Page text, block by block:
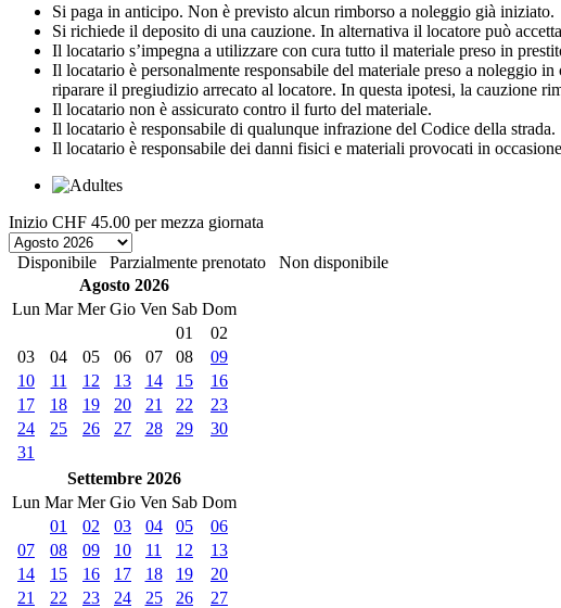
Si paga in anticipo. Non è previsto alcun rimborso a noleggio già iniziato.
Si richiede il deposito di una cauzione. In alternativa il locatore può
Il locatario s’impegna a utilizzare con cura tutto il materiale preso in
Il locatario è personalmente responsabile del materiale preso a noleggio
riparare il pregiudizio arrecato al locatore. In questa ipotesi, la cauzione
Il locatario non è assicurato contro il furto del materiale.
Il locatario è responsabile di qualunque infrazione del Codice della strada.
Il locatario è responsabile dei danni fisici e materiali provocati in
Inizio CHF 45.00 per mezza giornata
Disponibile Parzialmente prenotato
Non disponibile
Agosto 2026
Lun Mar Mer Gio Ven Sab Dom
01
02
03
04 05 06 07 08
09
10
11 12 13 14 15
16
17
18 19 20 21 22
23
24
25 26 27 28 29
30
31
Settembre 2026
Lun Mar Mer Gio Ven Sab Dom
01
02 03 04 05
06
07
08 09 10 11 12
13
14
15 16 17 18 19
20
21
22 23 24 25 26
27